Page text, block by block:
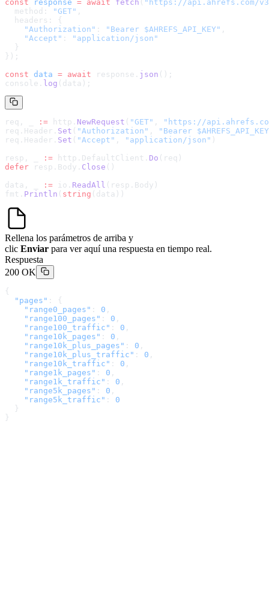
const response = await fetch ( " https://api.ahrefs.com/
  method:
"GET" ,
  headers: {
    "Authorization"
: "Bearer $AHREFS_API_KEY" ,
    "Accept"
:
"application/json"
  }
});
const data = await response. json ();
console. log (data);
req, _ := http. NewRequest ( "GET" , " https://
req.Header. Set ( "Authorization" ,
"Bearer
req.Header. Set ( "Accept" , "application/json" )
resp, _
:= http.DefaultClient. Do (req)
defer resp.Body. Close ()
data, _
:= io. ReadAll (resp.Body)
fmt. Println ( string (data))
Rellena los parámetros de arriba y
clic Enviar para ver aquí una respuesta en tiempo real.
Respuesta
200 OK
{
  "pages"
: {
    "range0_pages"
: 0 ,
    "range100_pages"
: 0 ,
    "range100_traffic"
: 0 ,
    "range10k_pages"
: 0 ,
    "range10k_plus_pages"
: 0 ,
    "range10k_plus_traffic"
: 0 ,
    "range10k_traffic"
: 0 ,
    "range1k_pages"
: 0 ,
    "range1k_traffic"
: 0 ,
    "range5k_pages"
: 0 ,
    "range5k_traffic"
: 0
  }
}